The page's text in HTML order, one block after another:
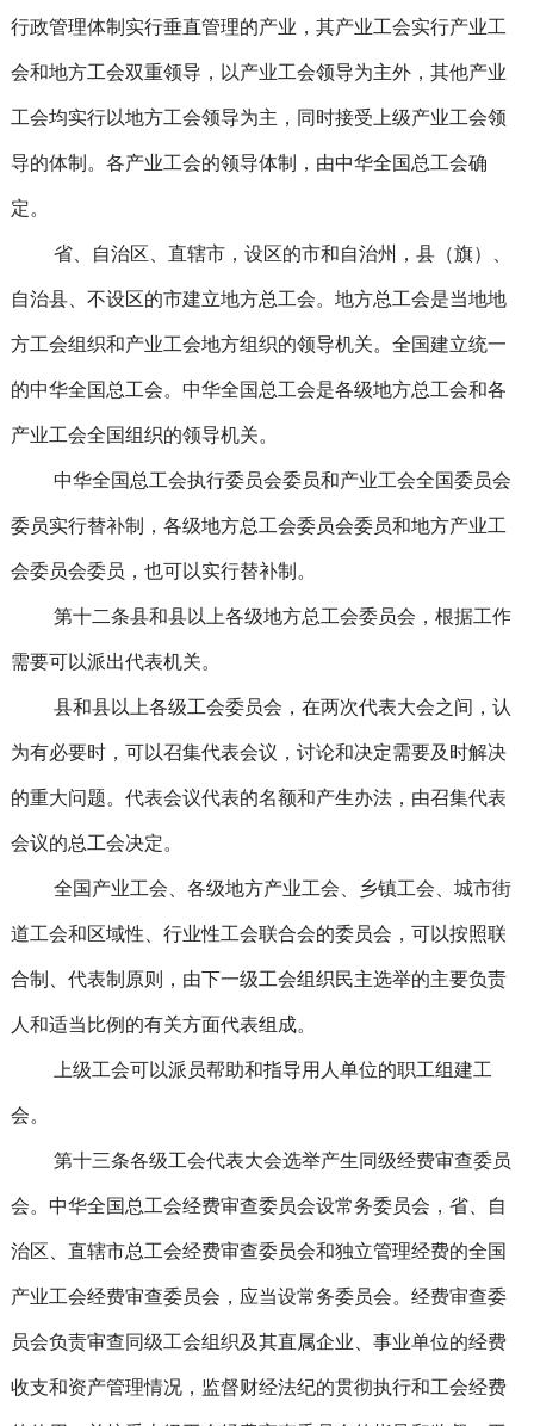
行政管理体制实行垂直管理的产业，其产业工会实行产业工
会和地方工会双重领导，以产业工会领导为主外，其他产业
工会均实行以地方工会领导为主，同时接受上级产业工会领
导的体制。各产业工会的领导体制，由中华全国总工会确
定。
省、自治区、直辖市，设区的市和自治州，县（旗）、
自治县、不设区的市建立地方总工会。地方总工会是当地地
方工会组织和产业工会地方组织的领导机关。全国建立统一
的中华全国总工会。中华全国总工会是各级地方总工会和各
产业工会全国组织的领导机关。
中华全国总工会执行委员会委员和产业工会全国委员会
委员实行替补制，各级地方总工会委员会委员和地方产业工
会委员会委员，也可以实行替补制。
第十二条县和县以上各级地方总工会委员会，根据工作
需要可以派出代表机关。
县和县以上各级工会委员会，在两次代表大会之间，认
为有必要时，可以召集代表会议，讨论和决定需要及时解决
的重大问题。代表会议代表的名额和产生办法，由召集代表
会议的总工会决定。
全国产业工会、各级地方产业工会、乡镇工会、城市街
道工会和区域性、行业性工会联合会的委员会，可以按照联
合制、代表制原则，由下一级工会组织民主选举的主要负责
人和适当比例的有关方面代表组成。
上级工会可以派员帮助和指导用人单位的职工组建工
会。
第十三条各级工会代表大会选举产生同级经费审查委员
会。中华全国总工会经费审查委员会设常务委员会，省、自
治区、直辖市总工会经费审查委员会和独立管理经费的全国
产业工会经费审查委员会，应当设常务委员会。经费审查委
员会负责审查同级工会组织及其直属企业、事业单位的经费
收支和资产管理情况，监督财经法纪的贯彻执行和工会经费